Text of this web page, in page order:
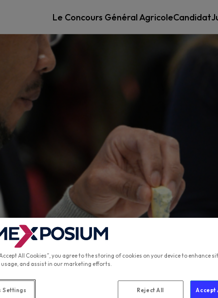
Le Concours Général AgricoleCandidat
All Cookies”, you agree to the storing of cookies on your device to enhance
usage, and assist in our marketing efforts.
Settings Reject All Accept